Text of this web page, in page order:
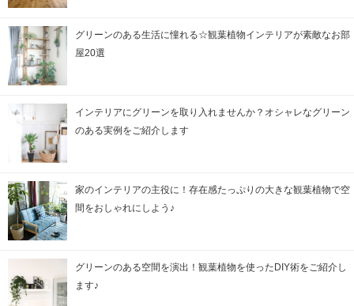
グリーンのある生活に憧れる☆観葉植物インテリアが素敵なお部
屋20選
インテリアにグリーンを取り入れませんか？オシャレなグリーン
のある実例をご紹介します
家のインテリアの主役に！存在感たっぷりの大きな観葉植物で空
間をおしゃれにしよう♪
グリーンのある空間を演出！観葉植物を使ったDIY術をご紹介し
ます♪